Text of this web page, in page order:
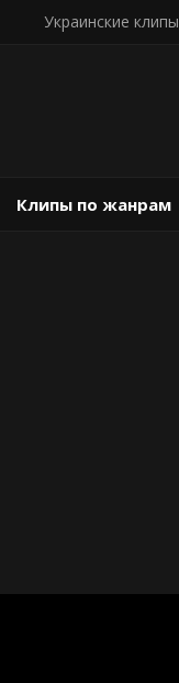
Украинские клипы
Клипы по жанрам